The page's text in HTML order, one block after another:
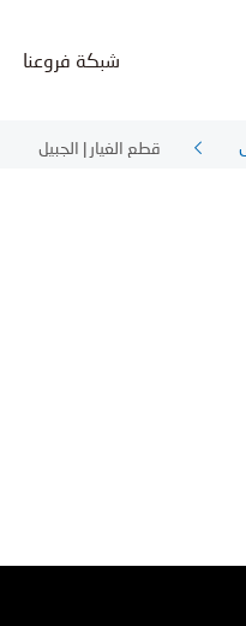
شبكة فروعنا
قطع الغيار | الجبيل